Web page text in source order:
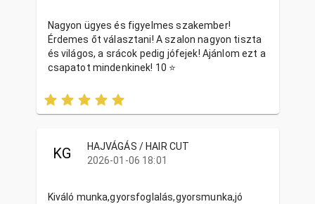
Nagyon ügyes és figyelmes szakember!
Érdemes őt választani! A szalon nagyon tiszta
és világos, a srácok pedig jófejek! Ajánlom ezt a
csapatot mindenkinek! 10 ⭐
KG
HAJVÁGÁS / HAIR CUT
2026-01-06 18:01
Kiváló munka,gyorsfoglalás,gyorsmunka,jó